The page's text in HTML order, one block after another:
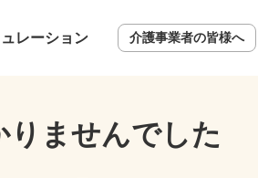
レーション 介護事業者の皆様へ
ませんでした